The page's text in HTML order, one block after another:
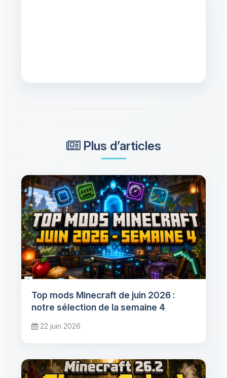
Plus d’articles
Top mods Minecraft de juin 2026 :
notre sélection de la semaine 4
22 juin 2026